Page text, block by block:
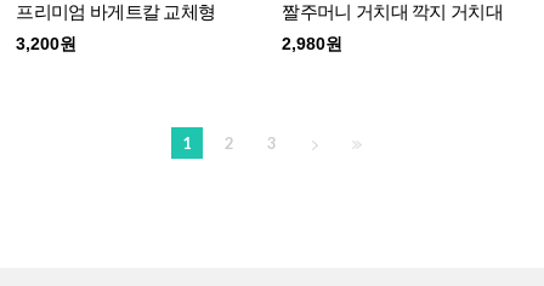
프리미엄 바게트칼 교체형
3,200원
짤주머니 거치대 깍지 거치대
2,980원
1 2 3